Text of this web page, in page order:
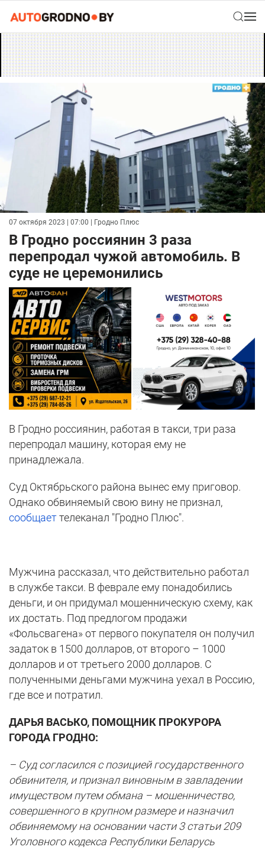
07 октября 2023 | 07:00 | Гродно Плюс
В Гродно россиянин 3 раза
перепродал чужой автомобиль. В
суде не церемонились
В Гродно россиянин, работая в такси, три раза
перепродал машину, которая ему не
принадлежала.
Суд Октябрьского района вынес ему приговор.
Однако обвиняемый свою вину не признал,
сообщаеттелеканал "Гродно Плюс".
Мужчина рассказал, что действительно работал
в службе такси. В феврале ему понадобились
деньги, и он придумал мошенническую схему, как
их достать. Под предлогом продажи
«Фольсвагена» от первого покупателя он получил
задаток в 1500 долларов, от второго – 1000
долларов и от третьего 2000 долларов. С
полученными деньгами мужчина уехал в Россию,
где все и потратил.
ДАРЬЯ ВАСЬКО, ПОМОЩНИК ПРОКУРОРА
ГОРОДА ГРОДНО:
– Суд согласился с позицией государственного
обвинителя, и признал виновным в завладении
имуществом путем обмана – мошенничество,
совершенного в крупном размере и назначил
обвиняемому на основании части 3 статьи 209
Уголовного кодекса Республики Беларусь